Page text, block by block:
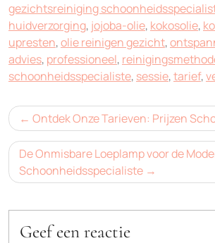
gezichtsreiniging
huidverzorging, jojoba-olie, kokosolie,
upresten,olie reinigen gezicht,
advies, professioneel,
schoonheidsspecialiste, sessie,tarief,
Bericht
navigatie
Ontdek Onze Tarieven: Prijzen
De Onmisbare Loeplamp voor de
Schoonheidsspecialiste
Geef een reactie